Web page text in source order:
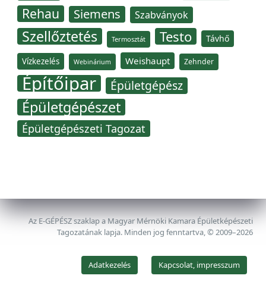
Rehau Siemens Szabványok
Szellőztetés Termosztát Testo Távhő
Vízkezelés Webinárium Weishaupt Zehnder
Építőipar Épületgépész
Épületgépészet
Épületgépészeti Tagozat
Az E-GÉPÉSZ szaklap a Magyar Mérnöki Kamara Épületképészeti
Tagozatának lapja. Minden jog fenntartva, © 2009–2026
Adatkezelés Kapcsolat, impresszum